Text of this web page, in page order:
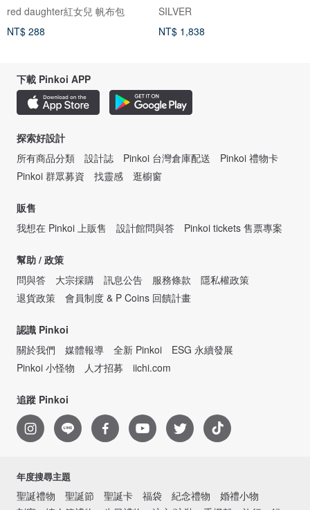
red daughter紅女兒 帆布包
NT$ 288
SILVER
NT$ 1,838
下載 Pinkoi APP
探索好設計
所有商品分類
設計誌 Pinkoi 台灣倉庫配送
Pinkoi 禮物卡
Pinkoi 群眾募資
找靈感 逛櫥窗
販售
我想在 Pinkoi 上販售
設計館問與答 Pinkoi tickets 售票專案
幫助 / 政策
問與答
大宗採購 訊息公告 服務條款
隱私權政策
退貨政策
會員制度 & P Coins 回饋計畫
認識 Pinkoi
關於我們
媒體報導 全新 Pinkoi
ESG 永續發展
Pinkoi 小怪物
人才招募 iichi.com
追蹤 Pinkoi
年度搜尋主題
聖誕禮物 聖誕節 聖誕卡 福袋 紀念禮物
婚禮小物